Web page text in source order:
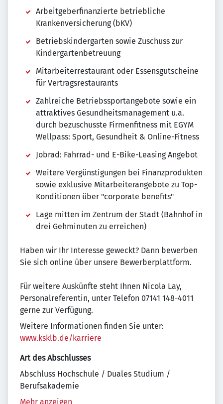
Arbeitgeberfinanzierte betriebliche
Krankenversicherung (bKV)
Betriebskindergarten sowie Zuschuss zur
Kindergartenbetreuung
Mitarbeiterrestaurant oder Essensgutscheine
für Vertragsrestaurants
Zahlreiche Betriebssportangebote sowie ein
attraktives Gesundheitsmanagement u.a.
durch bezuschusste Firmenfitness mit EGYM
Wellpass: Sport, Gesundheit & Online-Fitness
Jobrad: Fahrrad- und E-Bike-Leasing Angebot
Weitere Vergünstigungen bei Finanzprodukten
sowie exklusive Mitarbeiterangebote zu Top-
Konditionen über "corporate benefits"
Lage mitten im Zentrum der Stadt (Bahnhof in
drei Gehminuten zu erreichen)
Haben wir Ihr Interesse geweckt? Dann bewerben
Sie sich online über unsere Bewerberplattform.
Für weitere Auskünfte steht Ihnen Nicola Lay,
Personalreferentin, unter Telefon 07141 148-4011
gerne zur Verfügung.
Weitere Informationen finden Sie unter:
www.ksklb.de/karriere
Art des Abschlusses
Abschluss Hochschule / Duales Studium /
Berufsakademie
Mehr anzeigen